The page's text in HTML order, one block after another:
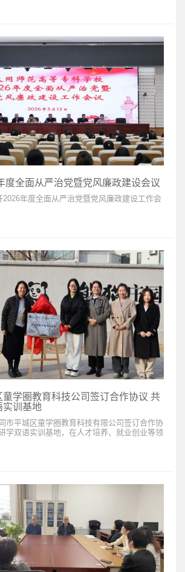
度全面从严治党暨党风廉政建设会议
2026年度全面从严治党暨党风廉政建设工作会
学圈教育科技公司签订合作协议 共
实训基地
市平城区童学圈教育科技有限公司签订合作协
学双语实训基地，在人才培养、就业创业等领